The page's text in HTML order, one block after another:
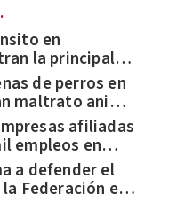
en
la principal
Roja en periodo
de perros en
maltrato animal
afiliadas
empleos en
a defender el
Federación en